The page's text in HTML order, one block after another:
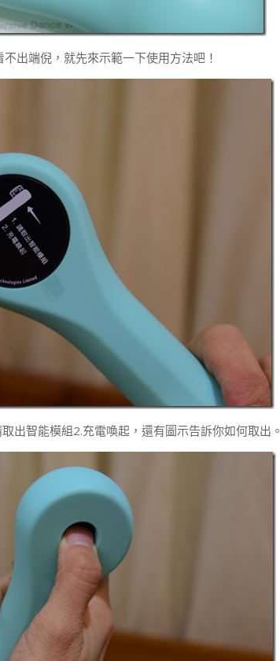
出端倪，就先來示範一下使用方法吧！
出智能模組2.充電喚起，還有圖示告訴你如何取出。